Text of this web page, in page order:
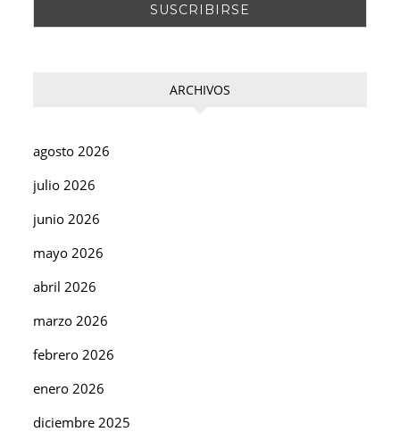
ARCHIVOS
agosto 2026
julio 2026
junio 2026
mayo 2026
abril 2026
marzo 2026
febrero 2026
enero 2026
diciembre 2025